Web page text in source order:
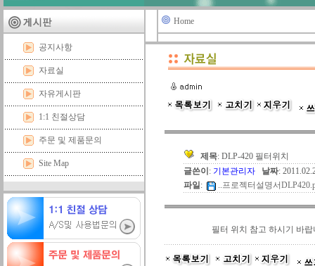
공지사항
자료실
자유게시판
1:1 친절상담
주문 및 제품문의
Site Map
Home
제목: DLP-420 필터위치
글쓴이 : 기본관리자 날짜:
파일: ..프로젝터설명서
필터 위치 참고 하시기 바랍